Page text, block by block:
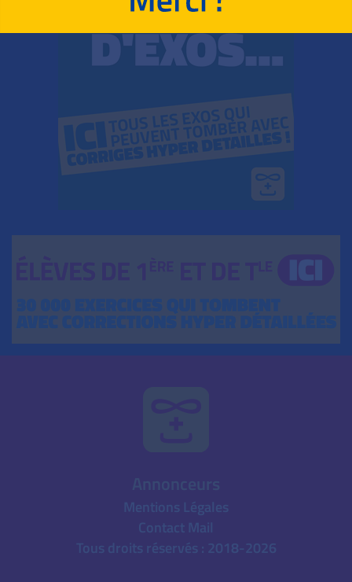
Mentions Légales
Contact Mail
Tous droits réservés : 2018-2026